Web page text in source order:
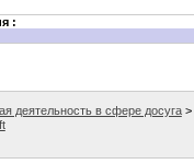
:
деятельность в сфере досуга>